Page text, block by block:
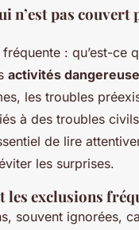
n’est pas couvert
: qu’est-ce
activités
les troubles
à des troubles
de lire
les surprises.
les exclusions
souvent ignorées,